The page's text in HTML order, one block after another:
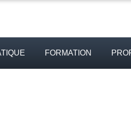
FORMATION